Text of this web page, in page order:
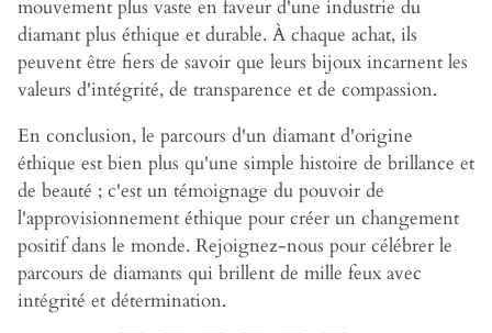
mouvement plus vaste en faveur d'une industrie du
diamant plus éthique et durable. À chaque achat, ils
peuvent être fiers de savoir que leurs bijoux incarnent les
valeurs d'intégrité, de transparence et de compassion.
En conclusion, le parcours d'un diamant d'origine
éthique est bien plus qu'une simple histoire de brillance et
de beauté ; c'est un témoignage du pouvoir de
l'approvisionnement éthique pour créer un changement
positif dans le monde. Rejoignez-nous pour célébrer le
parcours de diamants qui brillent de mille feux avec
intégrité et détermination.